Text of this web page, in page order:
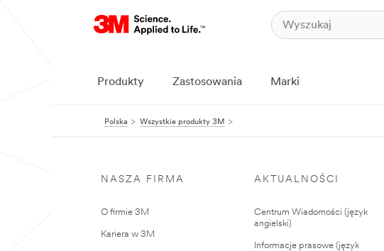
Produkty Zastosowania Marki
Polska Wszystkie produkty 3M
NASZA FIRMA
O firmie 3M
Kariera w 3M
AKTUALNOŚCI
Centrum Wiadomości (język
angielski)
Informacje prasowe (język